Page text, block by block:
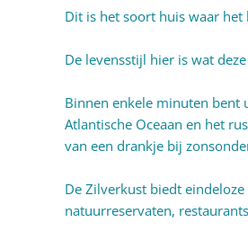
Dit is het soort huis waar
De levensstijl hier is wat
Binnen enkele minuten bent
Atlantische Oceaan en het
van een drankje bij
De Zilverkust biedt
natuurreservaten,